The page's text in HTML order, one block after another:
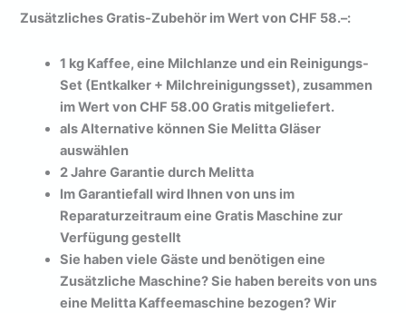
Preis
850,00 CHF
Preis
780,00 CHF.
Zusätzliches Gratis-Zubehör im Wert von CHF 58.–:
1 kg Kaffee, eine Milchlanze und ein Reinigungs-
Set (Entkalker + Milchreinigungsset), zusammen
im Wert von CHF 58.00 Gratis mitgeliefert.
als Alternative können Sie Melitta Gläser
auswählen
2 Jahre Garantie durch Melitta
Im Garantiefall wird Ihnen von uns im
Reparaturzeitraum eine Gratis Maschine zur
Verfügung gestellt
Sie haben viele Gäste und benötigen eine
Zusätzliche Maschine? Sie haben bereits von uns
eine Melitta Kaffeemaschine bezogen? Wir